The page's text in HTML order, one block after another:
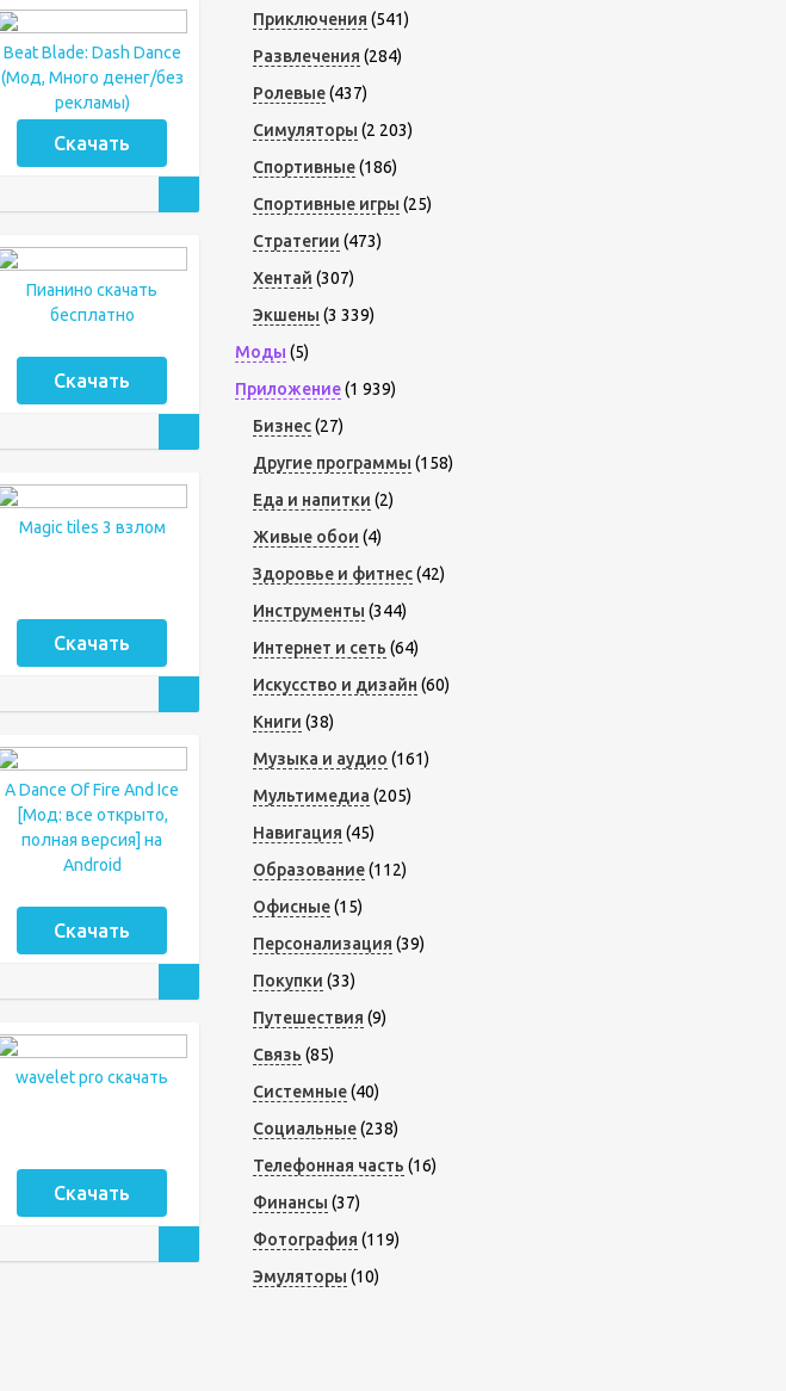
Beat Blade: Dash Dance
(Мод, Много денег/без
рекламы)
Скачать
Пианино скачать
бесплатно
Скачать
Magic tiles 3 взлом
Скачать
A Dance Of Fire And Ice
[Мод: все открыто,
полная версия] на
Android
Скачать
wavelet pro скачать
Скачать
Приключения (541)
Развлечения (284)
Ролевые(437)
Симуляторы (2 203)
Спортивные(186)
Спортивные игры (25)
Стратегии (473)
Хентай (307)
Экшены (3 339)
Моды (5)
Приложение(1 939)
Бизнес(27)
Другие программы (158)
Еда и напитки (2)
Живые обои (4)
Здоровье и фитнес(42)
Инструменты (344)
Интернет и сеть (64)
Искусство и дизайн (60)
Книги (38)
Музыка и аудио (161)
Мультимедиа (205)
Навигация (45)
Образование(112)
Офисные(15)
Персонализация (39)
Покупки (33)
Путешествия (9)
Связь (85)
Системные(40)
Социальные(238)
Телефонная часть (16)
Финансы (37)
Фотография (119)
Эмуляторы (10)